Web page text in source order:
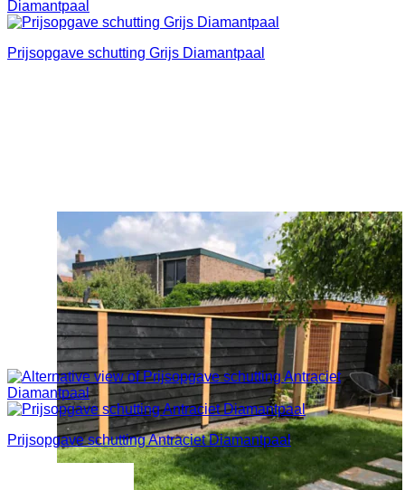
Prijsopgave schutting Grijs Diamantpaal
Prijsopgave schutting Antraciet Diamantpaal